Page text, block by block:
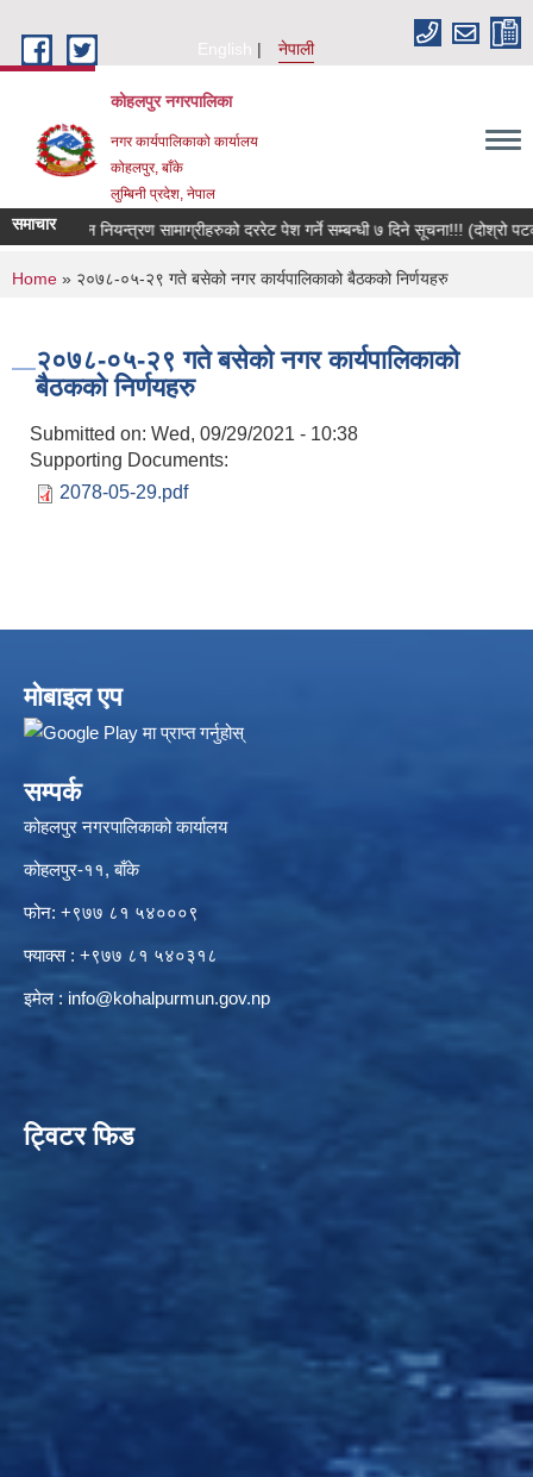
English
नेपाली
कोहलपुर नगरपालिका
नगर कार्यपालिकाको कार्यालय
कोहलपुर, बाँके
लुम्बिनी प्रदेश, नेपाल
समाचार अग्नि
You are here
Home » २०७८-०५-२९ गते बसेको नगर कार्यपालिकाको बैठकको निर्णयहरु
२०७८-०५-२९ गते बसेको नगर कार्यपालिकाको
बैठकको निर्णयहरु
Submitted on: Wed, 09/29/2021 - 10:38
Supporting Documents:
2078-05-29.pdf
मोबाइल एप
सम्पर्क
कोहलपुर नगरपालिकाको कार्यालय
कोहलपुर-११, बाँके
फोन: +९७७ ८१ ५४०००९
फ्याक्स : +९७७ ८१ ५४०३१८
इमेल : info@kohalpurmun.gov.np
ट्विटर फिड